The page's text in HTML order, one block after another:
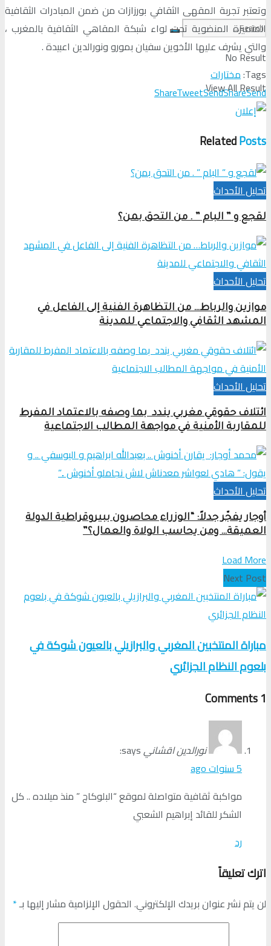
No Result
View All Result
وتعتبر تجربة المقهى الثقافي بورزازات من ضمن المبادرات الثقافية
المتميزة المنضوية تحت لواء شبكة المقاهي الثقافية بالمغرب ،
والتي يشرف عليها الأخوين سفيان بمورو ونورالدين اعبيدة .
Tags: مختارات
ShareTweetSendShareSend
RelatedPosts
تحلیل الأحداث
لقجع و ” البام ” . من التحق بمن؟
تحلیل الأحداث
موازين والرباط… من التظاهرة الفنية إلى الفاعل في
المشهد الثقافي والاجتماعي للمدينة
تحلیل الأحداث
ائتلاف حقوقي مغربي يندد بما وصفه بالاعتماد المفرط
للمقاربة الأمنية في مواجهة المطالب الاجتماعية
تحلیل الأحداث
أوجار يفجّر جدلاً: “الوزراء محاصرون ببيروقراطية الدولة
العميقة… ومن يحاسب الولاة والعمال؟”
Load More
Next Post
مباراة المنتخبين المغربي والبرازيلي بالعيون شوكة في
بلعوم النظام الجزائري
Comments1
نورالدين اقشانيsays:
5 سنوات ago
مواكبة ثقافية متواصلة لموقع “البلوكاج ” منذ ميلاده .. كل
الشكر للقائد إبراهيم الشعبي
رد
اترك تعليقاً
لن يتم نشر عنوان بريدك الإلكتروني. الحقول الإلزامية مشار إليها بـ*